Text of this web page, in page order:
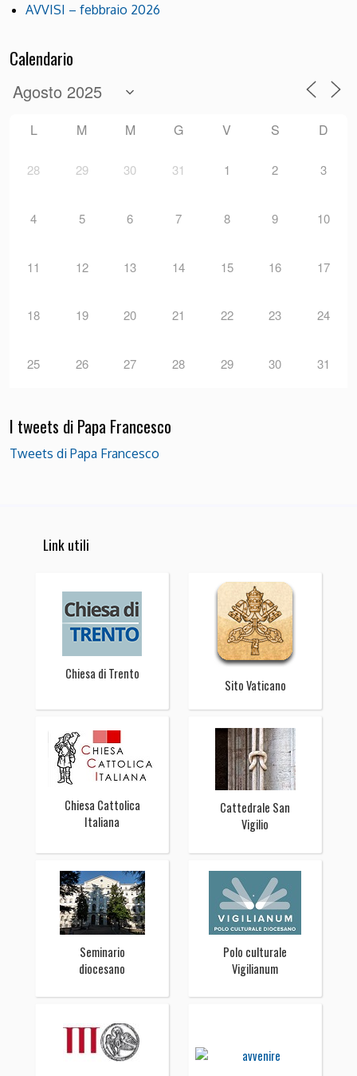
AVVISI – febbraio 2026
Calendario
L M M G V S D
28 29 30 31 1 2 3
4 5 6 7 8 9 10
11 12 13 14 15 16 17
18 19 20 21 22 23 24
25 26 27 28 29 30 31
I tweets di Papa Francesco
Tweets di Papa Francesco
Link utili
Chiesa di Trento
Sito Vaticano
Chiesa Cattolica
Italiana
Cattedrale San
Vigilio
Seminario
diocesano
Polo culturale
Vigilianum